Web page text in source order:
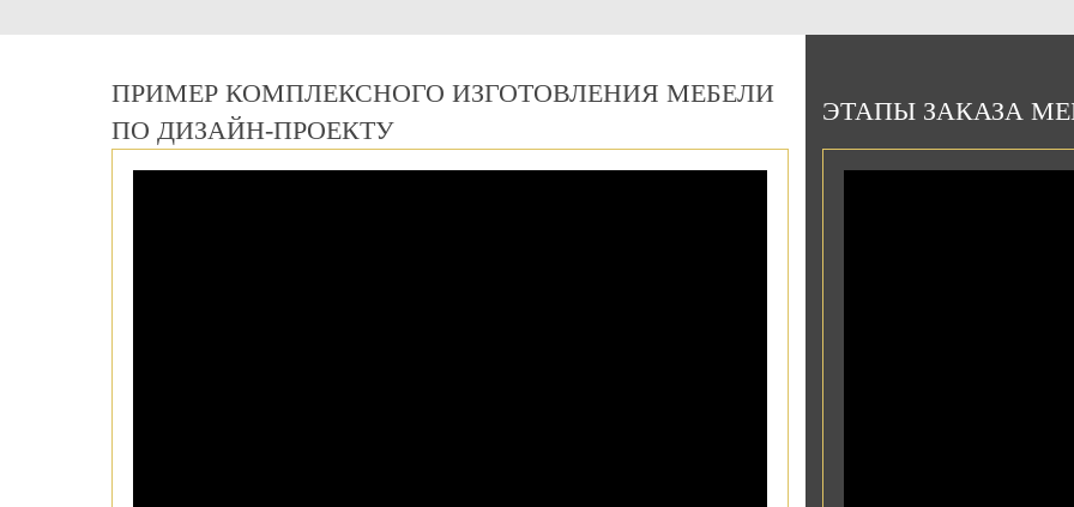
ПРИМЕР КОМПЛЕКСНОГО ИЗГОТОВЛЕНИЯ МЕБЕЛИ
ПО ДИЗАЙН-ПРОЕКТУ
ЭТАПЫ ЗАКАЗА